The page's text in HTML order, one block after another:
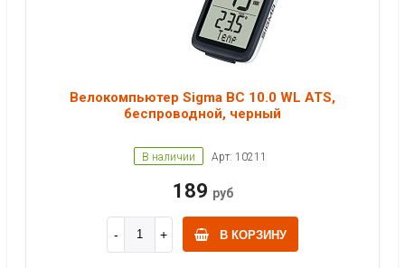
Велокомпьютер Sigma BC 10.0 WL ATS,
беспроводной, черный
В наличии Арт: 10211
189 руб
В КОРЗИНУ